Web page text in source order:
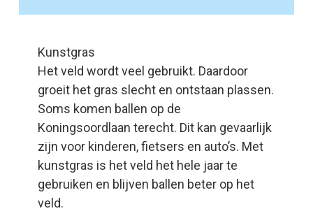
Kunstgras
Het veld wordt veel gebruikt. Daardoor
groeit het gras slecht en ontstaan plassen.
Soms komen ballen op de
Koningsoordlaan terecht. Dit kan gevaarlijk
zijn voor kinderen, fietsers en auto’s. Met
kunstgras is het veld het hele jaar te
gebruiken en blijven ballen beter op het
veld.